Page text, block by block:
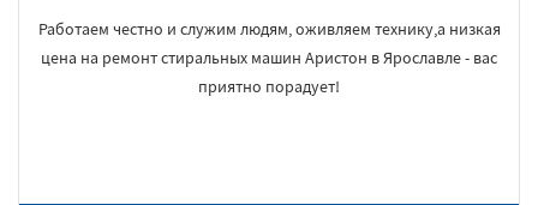
Работаем честно и служим людям, оживляем технику,а низкая
цена на ремонт стиральных машин Аристон в Ярославле - вас
приятно порадует!